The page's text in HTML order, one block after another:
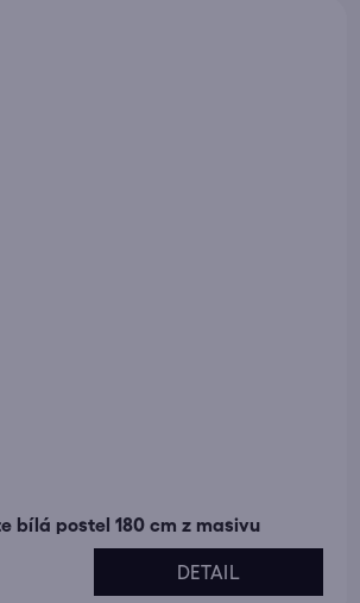
bílá postel 180 cm z masivu
DETAIL